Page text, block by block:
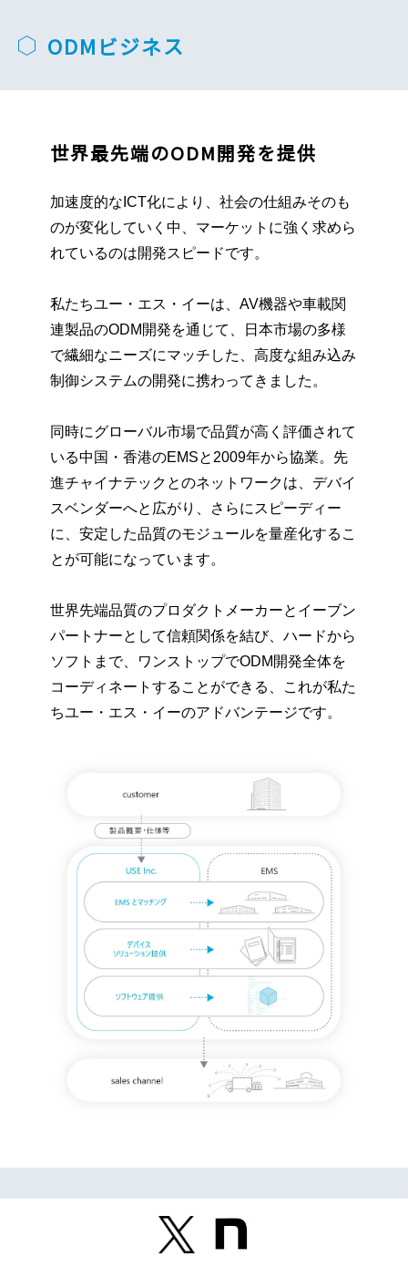
ODMビジネス
世界最先端のODM開発を提供
加速度的なICT化により、社会の仕組みそのも
のが変化していく中、マーケットに強く求めら
れているのは開発スピードです。
私たちユー・エス・イーは、AV機器や車載関
連製品のODM開発を通じて、日本市場の多様
で繊細なニーズにマッチした、高度な組み込み
制御システムの開発に携わってきました。
同時にグローバル市場で品質が高く評価されて
いる中国・香港のEMSと2009年から協業。先
進チャイナテックとのネットワークは、デバイ
スベンダーへと広がり、さらにスピーディー
に、安定した品質のモジュールを量産化するこ
とが可能になっています。
世界先端品質のプロダクトメーカーとイーブン
パートナーとして信頼関係を結び、ハードから
ソフトまで、ワンストップでODM開発全体を
コーディネートすることができる、これが私た
ちユー・エス・イーのアドバンテージです。